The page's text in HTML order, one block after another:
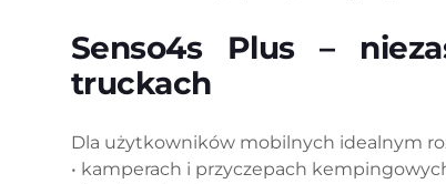
Senso4s Plus –
truckach
Dla użytkowników mobilnych idealnym
• kamperach i przyczepach